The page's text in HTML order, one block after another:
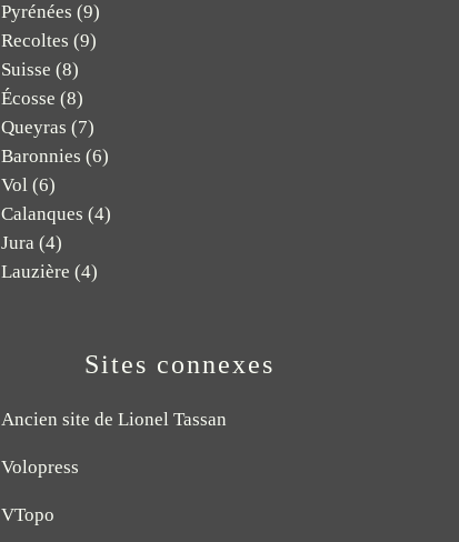
Pyrénées (9)
Recoltes (9)
Suisse (8)
Écosse (8)
Queyras (7)
Baronnies (6)
Vol (6)
Calanques (4)
Jura (4)
Lauzière (4)
Sites connexes
Ancien site de Lionel Tassan
Volopress
VTopo